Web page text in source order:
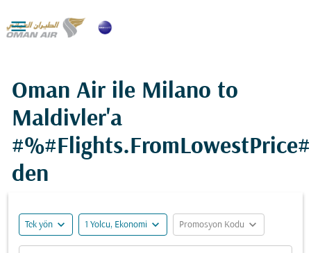

Oman Air ile Milano to
Maldivler'a
den
Tek yön expand_more 1 Yolcu, Ekonomi expand_more Promosyon Kodu expand_more